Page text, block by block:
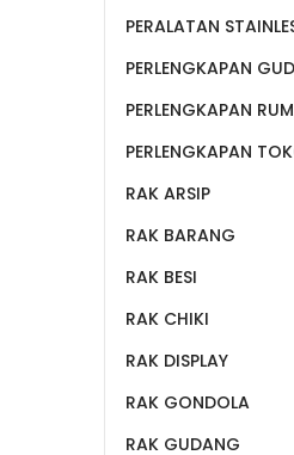
PERALATAN
PERLENGKAPAN
PERLENGKAPAN
PERLENGKAPAN
RAK ARSIP
RAK BARANG
RAK BESI
RAK CHIKI
RAK DISPLAY
RAK GONDOLA
RAK GUDANG